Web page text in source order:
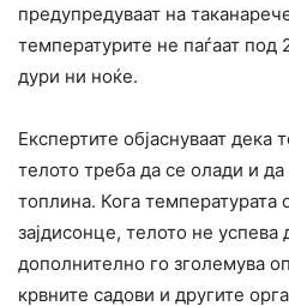
предупредуваат на
температурите не паѓаат под
дури ни ноќе.
Експертите објаснуваат дека
телото треба да се олади и
топлина. Кога температурата
зајдисонце, телото не
дополнително го зголемува
крвните садови и другите